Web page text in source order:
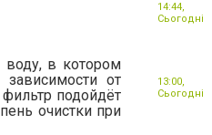
в котором
от
подойдёт
очистки при
14:44,
Сьогодні
13:00,
Сьогодні